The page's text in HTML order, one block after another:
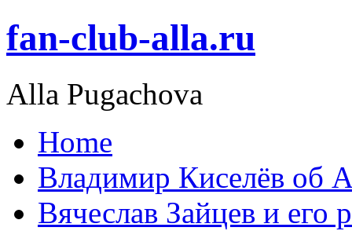
fan-club-alla.ru
Alla Pugachova
Home
Владимир Киселёв об
Вячеслав Зайцев и его